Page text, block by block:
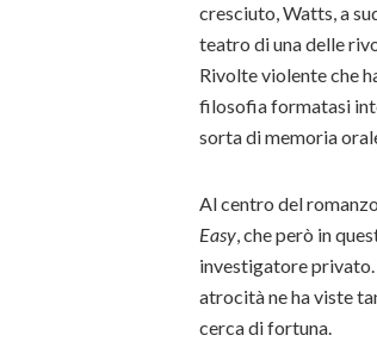
cresciuto, Watts, a
teatro di una delle
Rivolte violente che
filosofia formatasi
sorta di memoria
Al centro del
Easy, che però in
investigatore privato.
atrocità ne ha viste
cerca di fortuna.